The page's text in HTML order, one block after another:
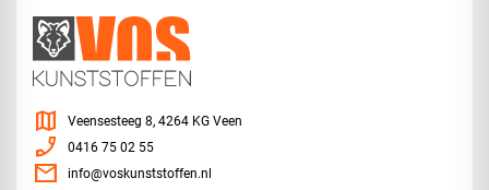
map Veensesteeg 8, 4264 KG Veen
phone_enabled 0416 75 02 55
mail info@voskunststoffen.nl